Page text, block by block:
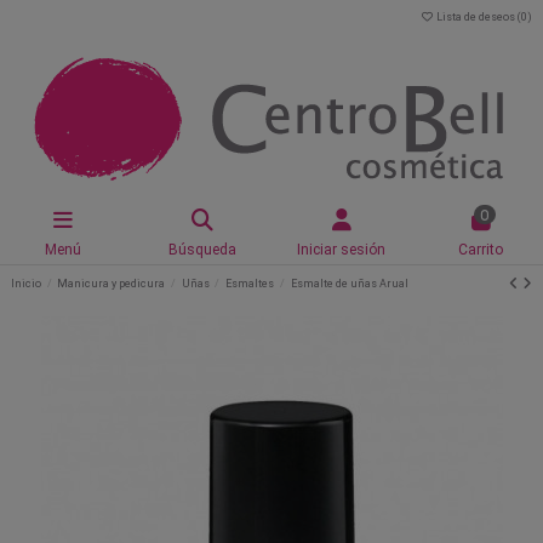
Lista de deseos (0 )
Menú Búsqueda Iniciar sesión
0
Carrito
Inicio Manicura y pedicura Uñas Esmaltes Esmalte de uñas Arual